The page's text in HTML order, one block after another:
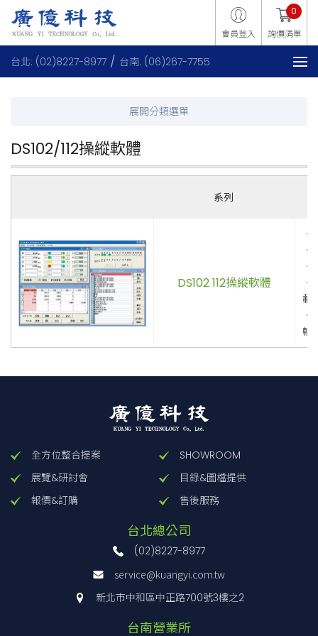
會員登入 詢價清單
0
台北: (02)8227-8977 台南: (06)267-7755
DS102/112操縱軟體
系列
DS102 112操縱軟體
載
輸
全方位整合提案
SHOWROOM
展覽&研討會
目錄&圖檔提供
報價&訂購
售後服務
台北總公司
(02)8227-8977
service@kuangyi.com.tw
新北市中和區中正路700號3樓之2
台南營業所